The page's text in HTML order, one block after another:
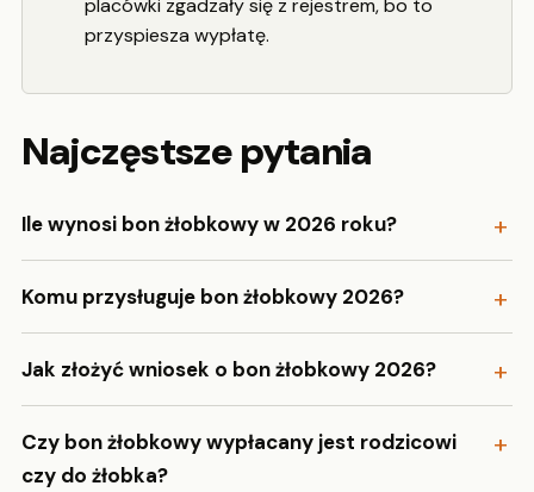
przyspiesza wypłatę.
Najczęstsze pytania
Ile wynosi bon żłobkowy w 2026 roku?
Komu przysługuje bon żłobkowy 2026?
Jak złożyć wniosek o bon żłobkowy 2026?
Czy bon żłobkowy wypłacany jest rodzicowi
czy do żłobka?